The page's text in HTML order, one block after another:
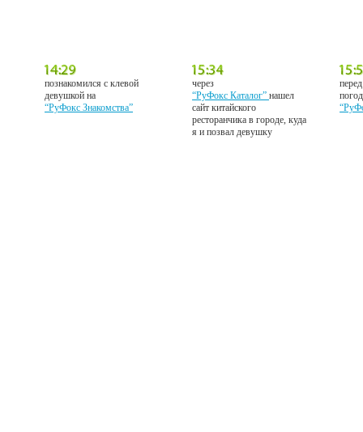
познакомился с клевой
девушкой на
“РуФокс Знакомства”
через
“РуФокс Каталог”нашел
сайт китайского
ресторанчика в городе, куда
я и позвал девушку